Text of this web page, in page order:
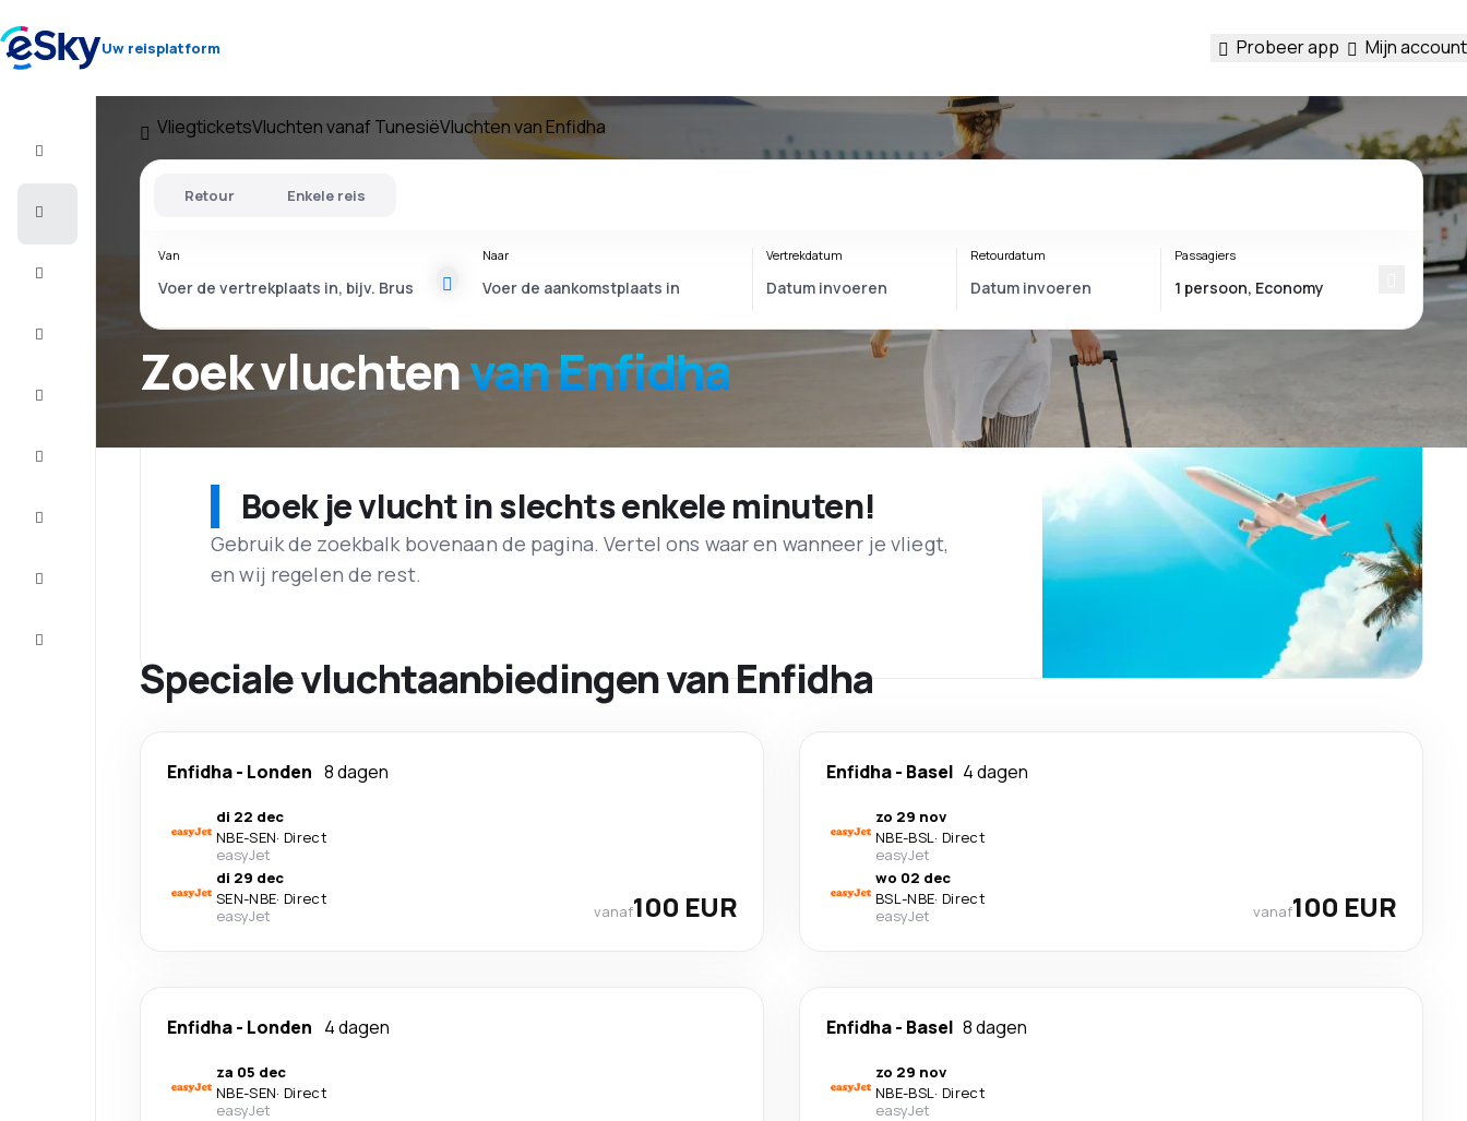
Uw reisplatform Probeer app Mijn account
VliegticketsVluchten vanaf TunesiëVluchten van Enfidha
Zoek vluchtenvan Enfidha
Retour Enkele reis
Van Naar Vertrekdatum Retourdatum Passagiers
Boek je vlucht in slechts enkele minuten!
Gebruik de zoekbalk bovenaan de pagina. Vertel ons waar en wanneer je vliegt,
en wij regelen de rest.
Speciale vluchtaanbiedingen van Enfidha
Enfidha- Londen 8 dagen
di 22 dec
NBE-SEN· Direct
easyJet
di 29 dec
SEN-NBE· Direct
easyJet
vanaf100 EUR
Enfidha- Basel 4 dagen
zo 29 nov
NBE-BSL· Direct
easyJet
wo 02 dec
BSL-NBE· Direct
easyJet
vanaf100 EUR
Enfidha- Londen 4 dagen
za 05 dec
NBE-SEN· Direct
easyJet
Enfidha- Basel 8 dagen
zo 29 nov
NBE-BSL· Direct
easyJet